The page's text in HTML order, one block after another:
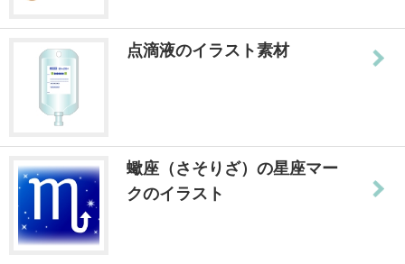
点滴液のイラスト素材
蠍座（さそりざ）の星座マー
クのイラスト